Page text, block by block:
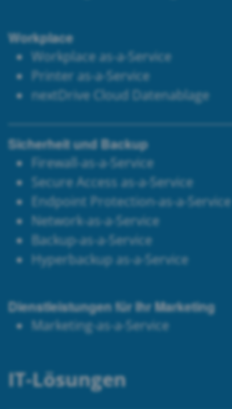
Workplace
Workplace as-a-Service
Printer as-a-Service
nextDrive Cloud Datenablage
Sicherheit und Backup
Firewall-as-a-Service
Secure Access as-a-Service
Endpoint Protection-as-a-Service
Network-as-a-Service
Backup-as-a-Service
Hyperbackup as-a-Service
Dienstleistungen für Ihr Marketing
Marketing-as-a-Service
IT-Lösungen